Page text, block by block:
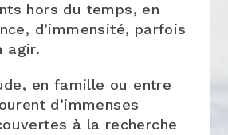
hors du temps, en
d’immensité, parfois
agir.
en famille ou entre
d’immenses
à la recherche